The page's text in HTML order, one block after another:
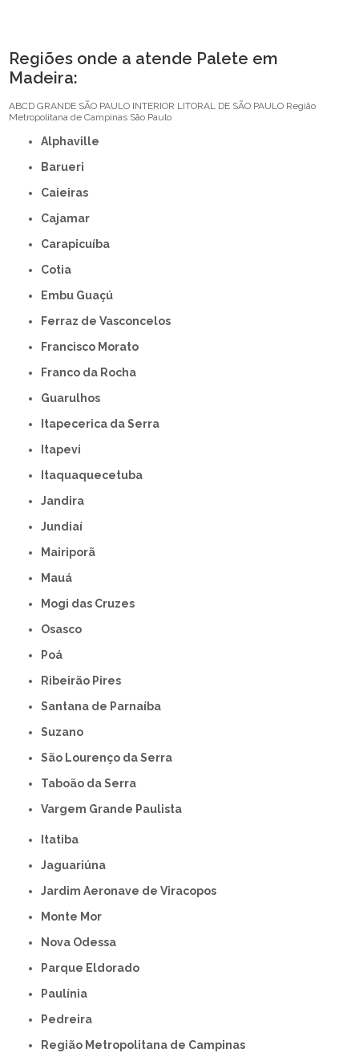
Regiões onde a atende Palete em
Madeira:
ABCD GRANDE SÃO PAULO INTERIOR LITORAL DE SÃO PAULO Região
Metropolitana de Campinas São Paulo
Alphaville
Barueri
Caieiras
Cajamar
Carapicuíba
Cotia
Embu Guaçú
Ferraz de Vasconcelos
Francisco Morato
Franco da Rocha
Guarulhos
Itapecerica da Serra
Itapevi
Itaquaquecetuba
Jandira
Jundiaí
Mairiporã
Mauá
Mogi das Cruzes
Osasco
Poá
Ribeirão Pires
Santana de Parnaíba
Suzano
São Lourenço da Serra
Taboão da Serra
Vargem Grande Paulista
Itatiba
Jaguariúna
Jardim Aeronave de Viracopos
Monte Mor
Nova Odessa
Parque Eldorado
Paulínia
Pedreira
Região Metropolitana de Campinas